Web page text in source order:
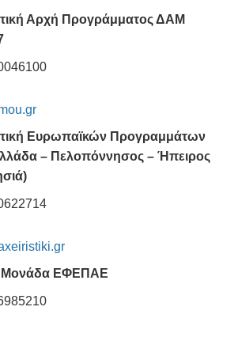
Αρχή Προγράμματος ΔΑΜ
Ευρωπαϊκών Προγραμμάτων
– Πελοπόννησος – Ήπειρος
Μονάδα ΕΦΕΠΑΕ